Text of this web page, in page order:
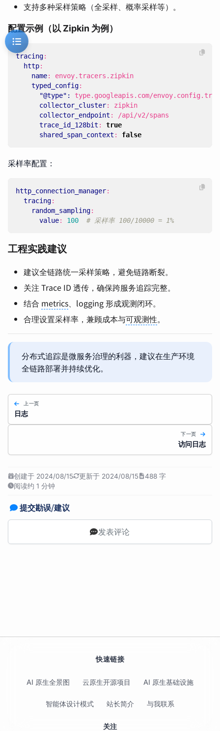
支持多种采样策略（全采样、概率采样等）。
配置示例（以 Zipkin 为例）
tracing:
http:
name:
envoy.tracers.zipkin
typed_config:
"@type": type.googleapis.com/
collector_cluster:
zipkin
collector_endpoint :
/api/v2/spans
trace_id_128bit :
true
shared_span_context : false
采样率配置：
http_connection_manager:
tracing:
random_sampling:
value: 100 # 采样率 100/10000 = 1%
工程实践建议
建议全链路统一采样策略，避免链路断裂。
关注 Trace ID 透传，确保跨服务追踪完整。
结合 metrics、logging 形成观测闭环。
合理设置采样率，兼顾成本与可观测性。
分布式追踪是微服务治理的利器，建议在生产环境
全链路部署并持续优化。
上一页
日志
下一页
访问日志
创建于 2024/08/15 更新于 2024/08/15
488 字
阅读约 1 分钟
提交勘误/建议
发表评论
快速链接
AI 原生全景图 云原生开源项目 AI 原生基础设施
智能体设计模式 站长简介 与我联系
关注